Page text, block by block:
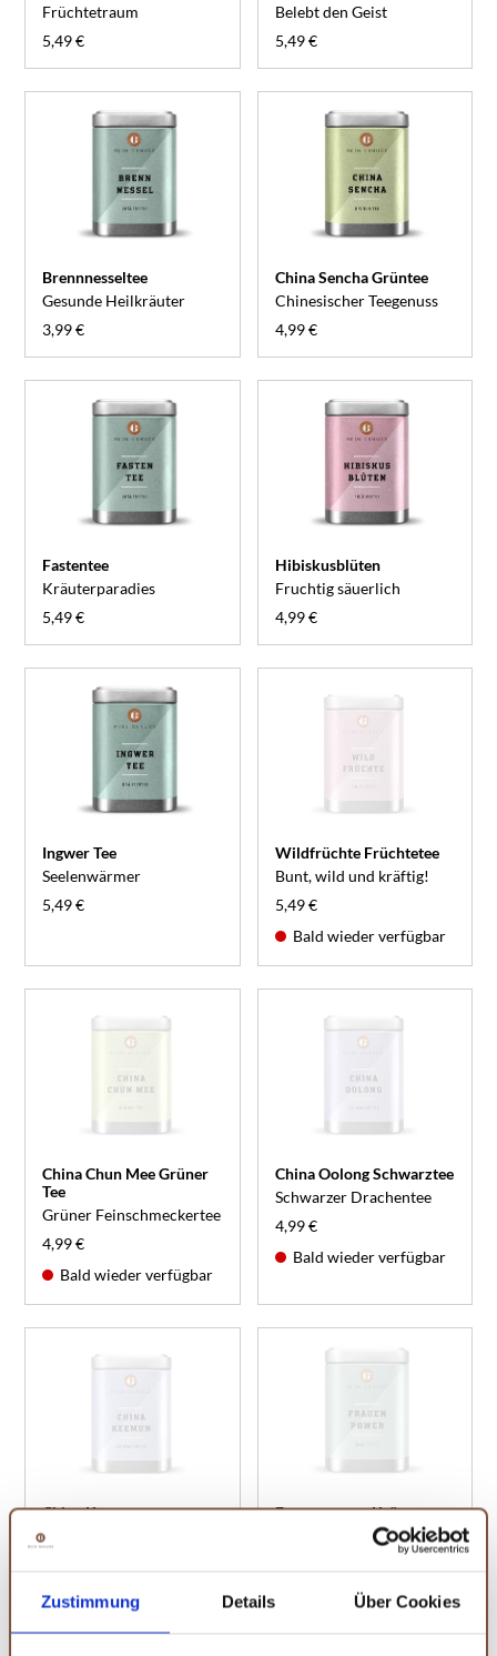
Zustimmung Details Über Cookies
Früchtetraum
5,49 €
Belebt den Geist
5,49 €
Brennnesseltee
Gesunde Heilkräuter
3,99 €
China Sencha Grüntee
Chinesischer Teegenuss
4,99 €
Fastentee
Kräuterparadies
5,49 €
Hibiskusblüten
Fruchtig säuerlich
4,99 €
Ingwer Tee
Seelenwärmer
5,49 €
Wildfrüchte Früchtetee
Bunt, wild und kräftig!
5,49 €
Bald wieder verfügbar
China Chun Mee Grüner
Tee
Grüner Feinschmeckertee
4,99 €
Bald wieder verfügbar
China Oolong Schwarztee
Schwarzer Drachentee
4,99 €
Bald wieder verfügbar
China Keemun
Schwarztee
China‘s bekannteste
4,99 €
Bald wieder verfügbar
Frauenpower Kräutertee
Für Alltagsheldinnen
Bald wieder verfügbar